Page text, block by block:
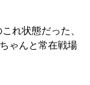
れ状態だった、
ゃんと常在戦場